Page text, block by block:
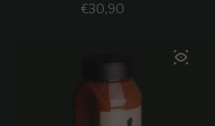
Prezzo regolare
€30,90